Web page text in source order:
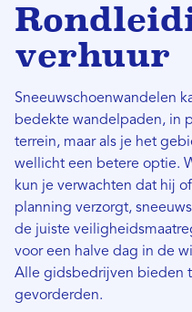
verhuur
Sneeuwschoenwandelen
bedekte wandelpaden, in
terrein, maar als je het
wellicht een betere optie.
kun je verwachten dat hij
planning verzorgt,
de juiste
voor een halve dag in de
Alle gidsbedrijven bieden
gevorderden.